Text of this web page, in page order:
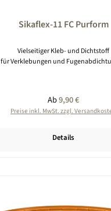
Sikaflex-11 FC Purform
Vielseitiger Kleb- und Dichtstoff
für Verklebungen und
Regulärer Preis:
Ab9,90 €
Preise inkl. MwSt. zzgl.
Details